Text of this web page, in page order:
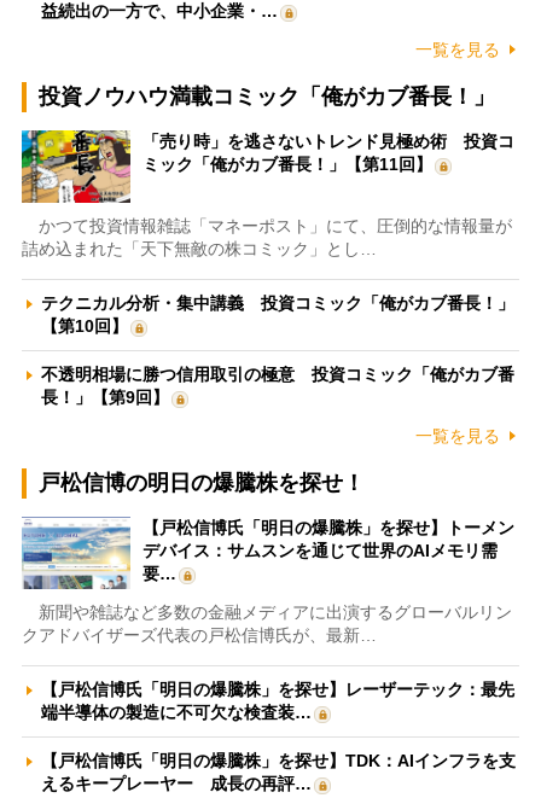
益続出の一方で、中小企業・…
一覧を見る
投資ノウハウ満載コミック「俺がカブ番長！」
「売り時」を逃さないトレンド見極め術 投資コ
ミック「俺がカブ番長！」【第11回】
かつて投資情報雑誌「マネーポスト」にて、圧倒的な情報量が
詰め込まれた「天下無敵の株コミック」とし…
テクニカル分析・集中講義 投資コミック「俺がカブ番長！」
【第10回】
不透明相場に勝つ信用取引の極意 投資コミック「俺がカブ番
長！」【第9回】
一覧を見る
戸松信博の明日の爆騰株を探せ！
【戸松信博氏「明日の爆騰株」を探せ】トーメン
デバイス：サムスンを通じて世界のAIメモリ需
要…
新聞や雑誌など多数の金融メディアに出演するグローバルリン
クアドバイザーズ代表の戸松信博氏が、最新…
【戸松信博氏「明日の爆騰株」を探せ】レーザーテック：最先
端半導体の製造に不可欠な検査装…
【戸松信博氏「明日の爆騰株」を探せ】TDK：AIインフラを支
えるキープレーヤー 成長の再評…